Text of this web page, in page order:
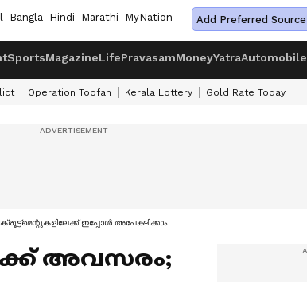
Bangla Hindi Marathi MyNation Add Preferred Source
SportsMagazineLifePravasamMoneyYatraAutomobile
Operation Toofan Kerala Lottery Gold Rate Today
ഇപ്പോള്‍ അപേക്ഷിക്കാം
അവസരം;